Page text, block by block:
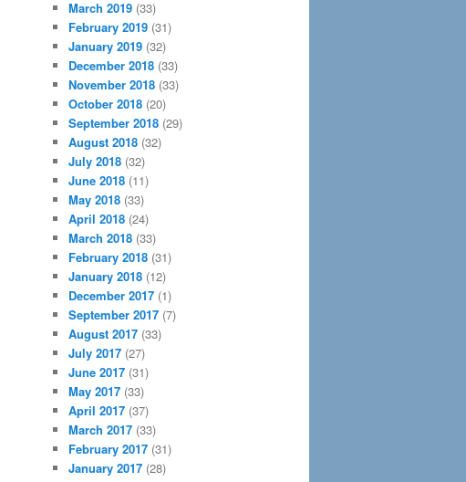
March 2019 (33)
February 2019 (31)
January 2019 (32)
December 2018 (33)
November 2018 (33)
October 2018 (20)
September 2018 (29)
August 2018 (32)
July 2018 (32)
June 2018 (11)
May 2018 (33)
April 2018 (24)
March 2018 (33)
February 2018 (31)
January 2018 (12)
December 2017 (1)
September 2017 (7)
August 2017 (33)
July 2017 (27)
June 2017 (31)
May 2017 (33)
April 2017 (37)
March 2017 (33)
February 2017 (31)
January 2017 (28)